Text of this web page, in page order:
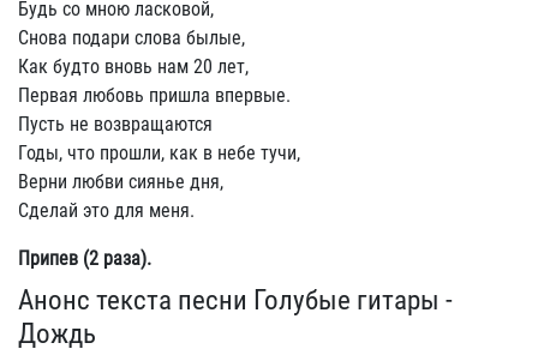
Будь со мною ласковой,
Снова подари слова былые,
Как будто вновь нам 20 лет,
Первая любовь пришла впервые.
Пусть не возвращаются
Годы, что прошли, как в небе тучи,
Верни любви сиянье дня,
Сделай это для меня.
Припев (2 раза).
Анонс текста песни Голубые гитары -
Дождь